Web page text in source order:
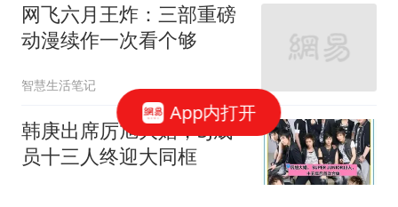
网飞六月王炸：三部重磅
动漫续作一次看个够
智慧生活笔记
韩庚出席厉旭大婚，SJ成
员十三人终迎大同框
App内打开